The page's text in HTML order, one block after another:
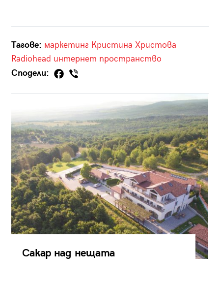
Тагове: маркетинг Кристина Христова
Radiohead интернет пространство
Сподели:
Сакар над нещата